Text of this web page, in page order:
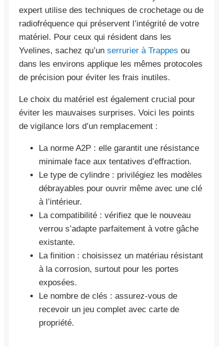
expert utilise des techniques de crochetage ou de
radiofréquence qui préservent l’intégrité de votre
matériel. Pour ceux qui résident dans les
Yvelines, sachez qu’un serrurier à Trappes ou
dans les environs applique les mêmes protocoles
de précision pour éviter les frais inutiles.
Le choix du matériel est également crucial pour
éviter les mauvaises surprises. Voici les points
de vigilance lors d’un remplacement :
La norme A2P : elle garantit une résistance
minimale face aux tentatives d’effraction.
Le type de cylindre : privilégiez les modèles
débrayables pour ouvrir même avec une clé
à l’intérieur.
La compatibilité : vérifiez que le nouveau
verrou s’adapte parfaitement à votre gâche
existante.
La finition : choisissez un matériau résistant
à la corrosion, surtout pour les portes
exposées.
Le nombre de clés : assurez-vous de
recevoir un jeu complet avec carte de
propriété.